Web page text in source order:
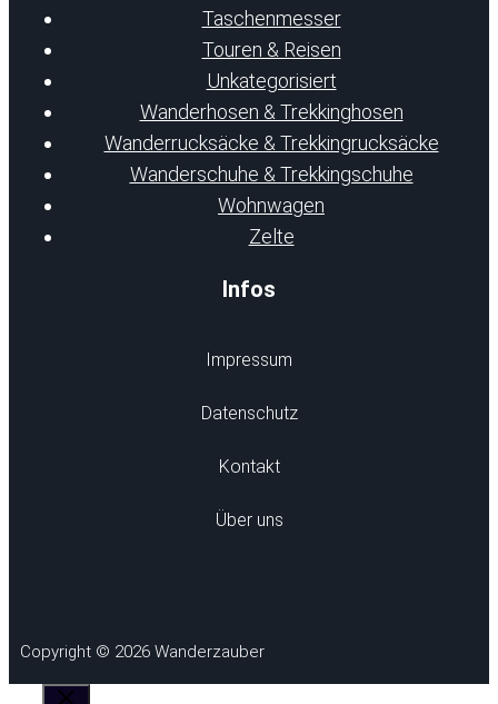
Taschenmesser
Touren & Reisen
Unkategorisiert
Wanderhosen & Trekkinghosen
Wanderrucksäcke & Trekkingrucksäcke
Wanderschuhe & Trekkingschuhe
Wohnwagen
Zelte
Infos
Impressum
Datenschutz
Kontakt
Über uns
Copyright © 2026 Wanderzauber